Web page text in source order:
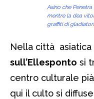
Asino che Penetra
mentre la dea
graffiti di
Nella città asiatica
sull’Ellesponto si
centro culturale
qui il culto si